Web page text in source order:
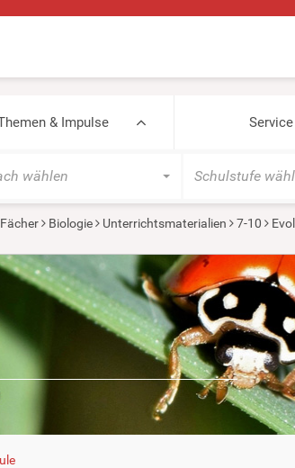
& Impulse
wählen Schulstufe
Biologie Unterrichtsmaterialien 7-10